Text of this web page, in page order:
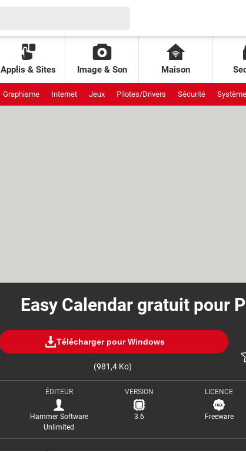
Applis & Sites Image & Son Maison
Graphisme Internet Jeux Pilotes/Drivers Sécurité Système
Easy Calendar gratuit pour
Télécharger pour Windows
(981,4 Ko)
ÉDITEUR
Hammer Software
Unlimited
VERSION
3.6
LICENCE
Freeware